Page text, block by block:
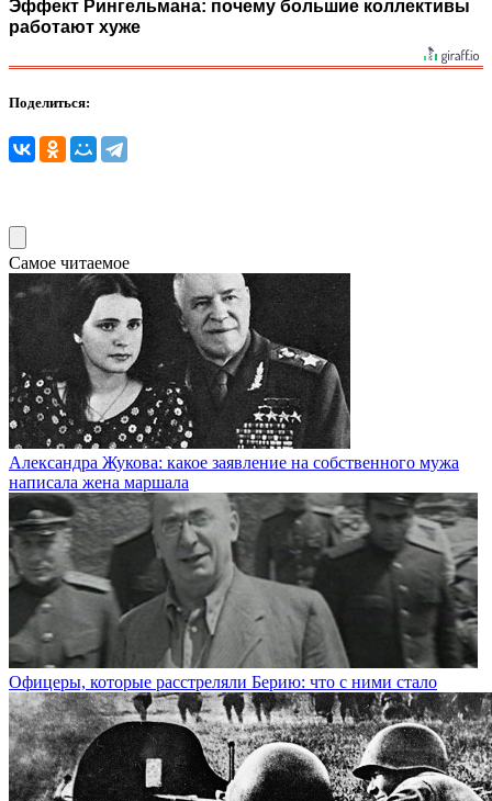
Эффект Рингельмана: почему большие коллективы
работают хуже
Поделиться:
Самое читаемое
Александра Жукова: какое заявление на собственного мужа
написала жена маршала
Офицеры, которые расстреляли Берию: что с ними стало